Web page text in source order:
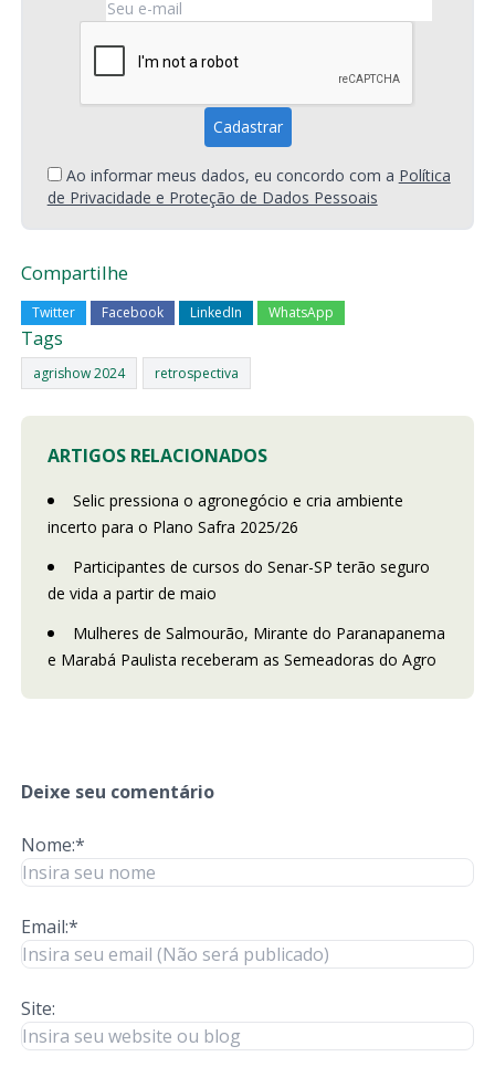
Ao informar meus dados, eu concordo com a Política
de Privacidade e Proteção de Dados Pessoais
Compartilhe
Twitter Facebook LinkedIn WhatsApp
Tags
agrishow 2024 retrospectiva
ARTIGOS RELACIONADOS
Selic pressiona o agronegócio e cria ambiente
incerto para o Plano Safra 2025/26
Participantes de cursos do Senar-SP terão seguro
de vida a partir de maio
Mulheres de Salmourão, Mirante do Paranapanema
e Marabá Paulista receberam as Semeadoras do Agro
Deixe seu comentário
Nome:*
Email:*
Site: